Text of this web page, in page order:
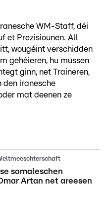
WM-Staff, déi
et Prezisiounen. All
wougéint verschidden
gehéieren, hu mussen
ginn, net Traineren,
den iranesche
mat deenen ze
somaleschen
Artan net areesen